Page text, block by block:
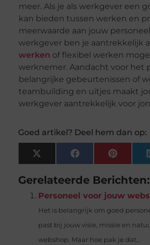
meer. Als je als werkgever een
kan bieden tussen werken en
meerwaarde aan jouw
werkgever ben je aantrekkelijk
werken of flexibel werken
werknemer. Aandacht voor het
belangrijke gebeurtenissen of
teambuilding en uitjes maakt
werkgever aantrekkelijk voor
Goed artikel? Deel hem dan op:
X
(Twitter)
Facebook
Gerelateerde Berichten:
Personeel voor jouw
Het is belangrijk om goed
past bij jouw visie, missie en
webshop. Maar hoe pak je dat...